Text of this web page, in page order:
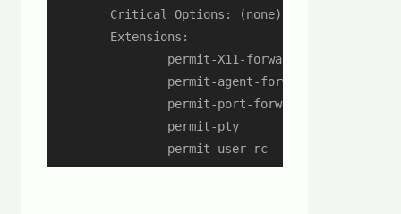
        Critical Options: (none)
        Extensions:
                permit-X11-forwarding
                permit-agent-forwarding
                permit-port-forwarding
                permit-pty
                permit-user-rc